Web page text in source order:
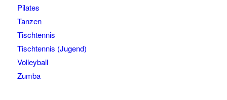
Pilates
Tanzen
Tischtennis
Tischtennis (Jugend)
Volleyball
Zumba